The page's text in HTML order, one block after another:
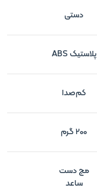
دستی
پلاستیک ABS
کم‌صدا
200 گرم
مچ دست
ساعد